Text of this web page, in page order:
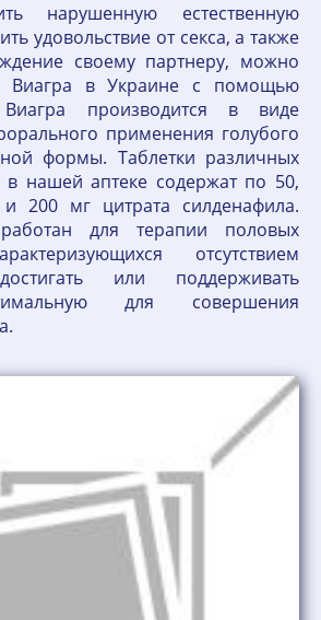
нарушенную естественную
удовольствие от секса, а также
своему партнеру, можно
Виагра в Украине с помощью
Виагра производится в виде
применения голубого
формы. Таблетки различных
нашей аптеке содержат по 50,
200 мг цитрата силденафила.
для терапии половых
отсутствием
или поддерживать
для совершения